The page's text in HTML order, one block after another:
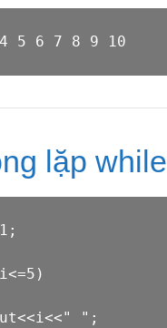
5 6 7 8 9 10
lặp while
";